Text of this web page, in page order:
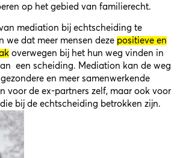
op het gebied van familierecht.
mediation bij echtscheiding te
we dat meer mensen deze positieve en
overwegen bij het hun weg vinden in
een scheiding. Mediation kan de weg
en meer samenwerkende
voor de ex-partners zelf, maar ook voor
bij de echtscheiding betrokken zijn.